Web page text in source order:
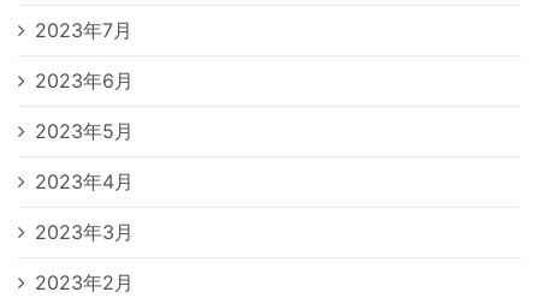
2023年7月
2023年6月
2023年5月
2023年4月
2023年3月
2023年2月